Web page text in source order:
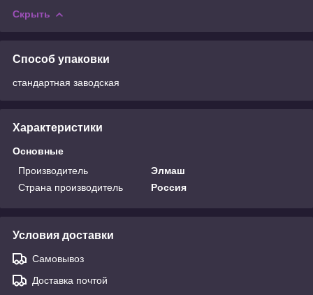
Скрыть
Способ упаковки
стандартная заводская
Характеристики
Основные
Производитель
Элмаш
Страна производитель
Россия
Условия доставки
Самовывоз
Доставка почтой